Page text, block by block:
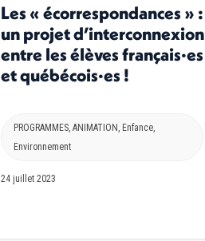
Les « écorrespondances » :
un projet d’interconnexion
entre les élèves français·es
et québécois·es !
PROGRAMMES ,ANIMATION Enfance
Environnement
24 juillet 2023